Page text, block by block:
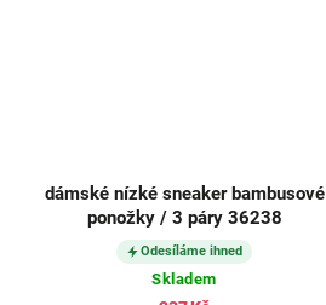
dámské nízké sneaker bambusové
ponožky / 3 páry 36238
Odesíláme ihned
Skladem